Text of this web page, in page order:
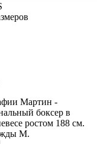
Мартин -
боксер в
ростом 188 см.
M.